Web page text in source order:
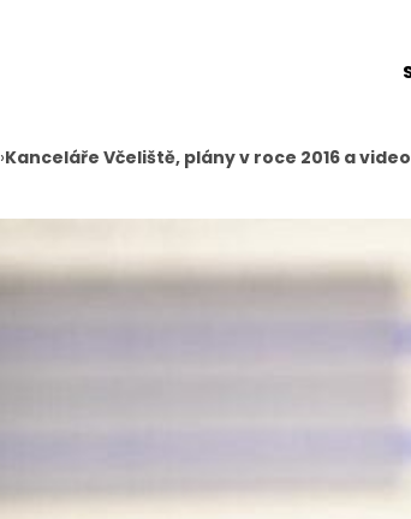
›Kanceláře Včeliště, plány v roce 2016 a